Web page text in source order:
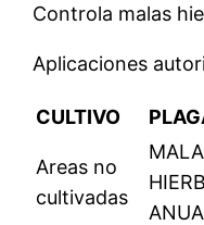
Controla malas
Aplicaciones
CULTIVO
Areas no
cultivadas